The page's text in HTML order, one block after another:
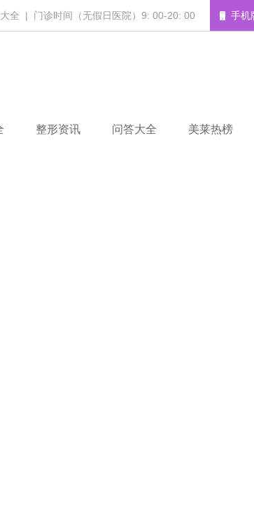
手机
全 | 门诊时间（无假日医院）9: 00-20: 00
整形资讯 问答大全 美莱热榜